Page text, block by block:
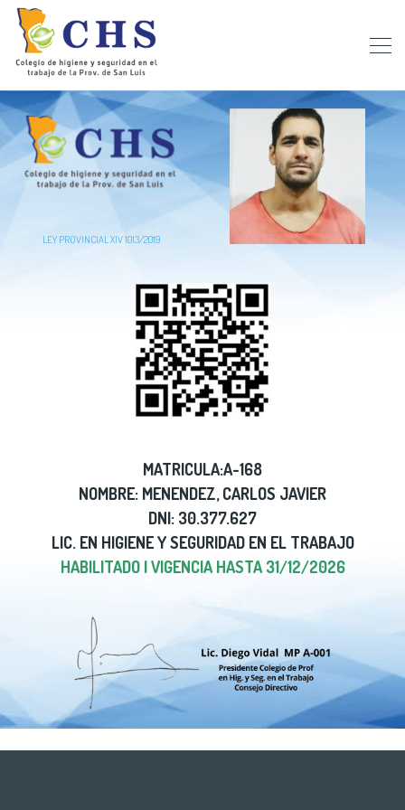
LEY PROVINCIAL XIV 1013/2019
MATRICULA:A-168
NOMBRE: MENENDEZ, CARLOS JAVIER
DNI: 30.377.627
LIC. EN HIGIENE Y SEGURIDAD EN EL TRABAJO
HABILITADO | VIGENCIA HASTA 31/12/2026